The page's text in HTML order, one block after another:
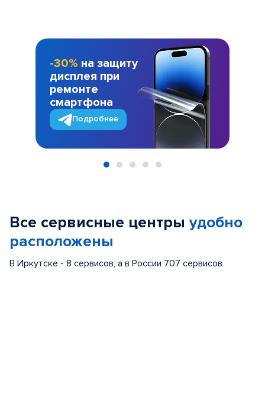
-30% на защиту
дисплея при
ремонте
смартфона
Подробнее
Все сервисные центры удобно
расположены
В Иркутске - 8 сервисов, а в России 707 сервисов